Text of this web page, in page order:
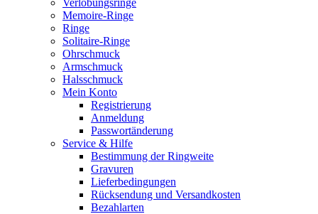
Verlobungsringe
Memoire-Ringe
Ringe
Solitaire-Ringe
Ohrschmuck
Armschmuck
Halsschmuck
Mein Konto
Registrierung
Anmeldung
Passwortänderung
Service & Hilfe
Bestimmung der Ringweite
Gravuren
Lieferbedingungen
Rücksendung und Versandkosten
Bezahlarten